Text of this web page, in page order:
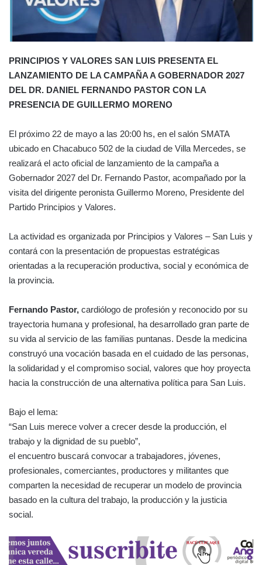
PRINCIPIOS Y VALORES SAN LUIS PRESENTA EL
LANZAMIENTO DE LA CAMPAÑA A GOBERNADOR 2027
DEL DR. DANIEL FERNANDO PASTOR CON LA
PRESENCIA DE GUILLERMO MORENO
El próximo 22 de mayo a las 20:00 hs, en el salón SMATA
ubicado en Chacabuco 502 de la ciudad de Villa Mercedes, se
realizará el acto oficial de lanzamiento de la campaña a
Gobernador 2027 del Dr. Fernando Pastor, acompañado por la
visita del dirigente peronista Guillermo Moreno, Presidente del
Partido Principios y Valores.
La actividad es organizada por Principios y Valores – San Luis y
contará con la presentación de propuestas estratégicas
orientadas a la recuperación productiva, social y económica de
la provincia.
Fernando Pastor, cardiólogo de profesión y reconocido por su
trayectoria humana y profesional, ha desarrollado gran parte de
su vida al servicio de las familias puntanas. Desde la medicina
construyó una vocación basada en el cuidado de las personas,
la solidaridad y el compromiso social, valores que hoy proyecta
hacia la construcción de una alternativa política para San Luis.
Bajo el lema:
“San Luis merece volver a crecer desde la producción, el
trabajo y la dignidad de su pueblo”,
el encuentro buscará convocar a trabajadores, jóvenes,
profesionales, comerciantes, productores y militantes que
comparten la necesidad de recuperar un modelo de provincia
basado en la cultura del trabajo, la producción y la justicia
social.